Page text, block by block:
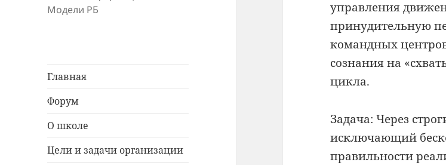
Модели РБ
Главная
Форум
О школе
Цели и задачи организации
управления
принудительную
командных
сознания на
цикла.
Задача: Через
исключающий
правильности